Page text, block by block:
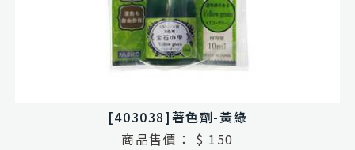
[403038]著色劑-黃綠
商品售價：
$ 150